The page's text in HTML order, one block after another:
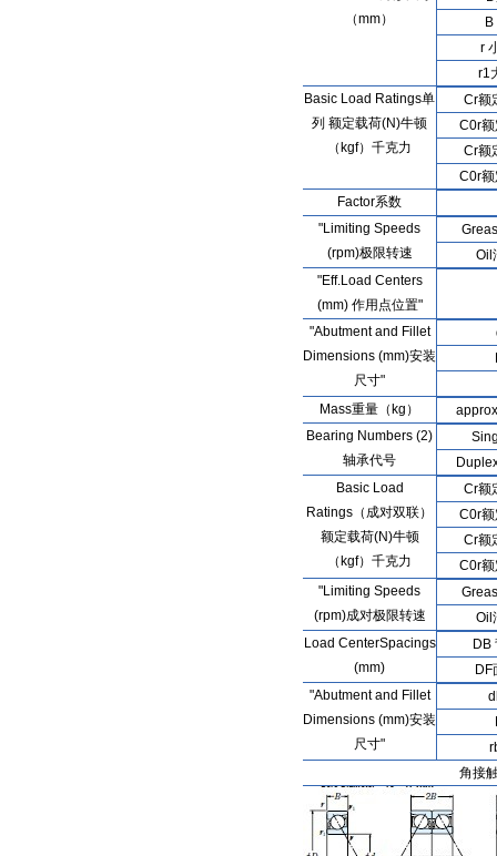
（mm）
r
r1
Basic Load Ratings单
列 额定载荷(N)牛顿
（kgf）千克力
Cr额
C0r
Cr额
C0r
Factor系数
"Limiting Speeds
(rpm)极限转速
Oil
"Eff.Load Centers
(mm) 作用点位置"
"Abutment and Fillet
Dimensions (mm)安装
尺寸"
Mass重量（kg）
Bearing Numbers (2)
轴承代号
Basic Load
Ratings（成对双联）
额定载荷(N)牛顿
（kgf）千克力
Cr额
C0r
Cr额
C0r
"Limiting Speeds
(rpm)成对极限转速
Oil
Load CenterSpacings
(mm)
DB
DF
"Abutment and Fillet
Dimensions (mm)安装
尺寸"
角接